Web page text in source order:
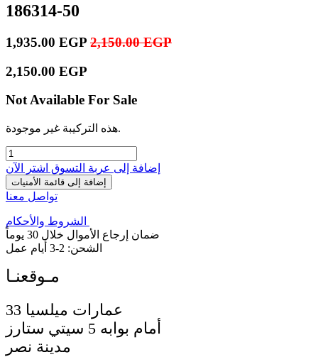
186314-50
1,935.00 EGP 2,150.00EGP
2,150.00 EGP
Not Available For Sale
هذه التركيبة غير موجودة.
إضافة إلى عربة التسوق اشترِ الآن
إضافة إلى قائمة الأمنيات
تواصل معنا
الشروط والأحكام
ضمان إرجاع الأموال خلال 30 يوماً
الشحن: 2-3 أيام عمل
أمام بوابه 5 سيتي ستارز
مدينة نصر